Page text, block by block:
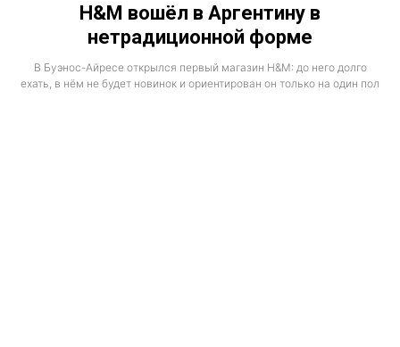
H&M вошёл в Аргентину в
нетрадиционной форме
В Буэнос-Айресе открылся первый магазин H&M: до него долго
ехать, в нём не будет новинок и ориентирован он только на один пол